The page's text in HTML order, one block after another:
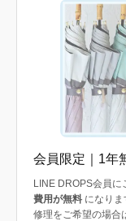
会員限定｜1年
LINE DROPS会員に
費用が無料 になりま
修理をご希望の場合